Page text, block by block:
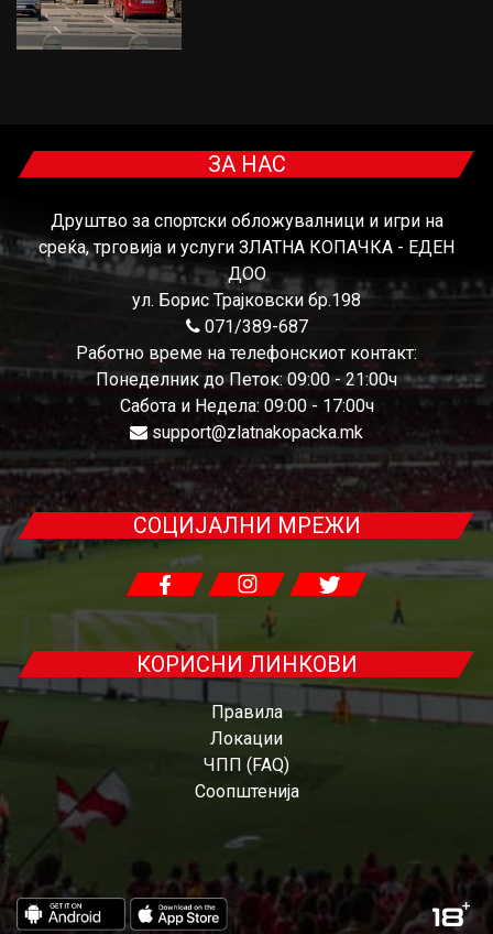
ЗА НАС
Друштво за спортски обложувалници и игри на
среќа, трговија и услуги ЗЛАТНА КОПАЧКА - ЕДЕН
ДОО
ул. Борис Трајковски бр.198
071/389-687
Работно време на телефонскиот контакт:
Понеделник до Петок: 09:00 - 21:00ч
Сабота и Недела: 09:00 - 17:00ч
support@zlatnakopacka.mk
СОЦИЈАЛНИ МРЕЖИ
КОРИСНИ ЛИНКОВИ
Правила
Локации
ЧПП (FAQ)
Соопштенија